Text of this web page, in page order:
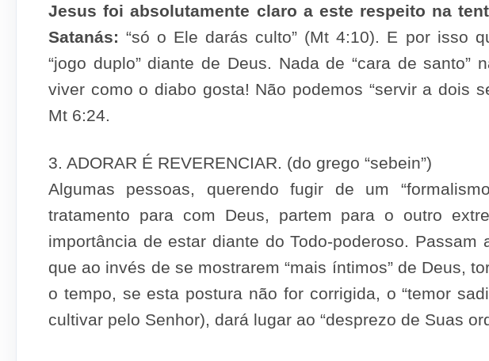
Jesus foi absolutamente claro a este respei­to na
Satanás:“só o Ele darás culto” (Mt 4:10). E por isso
“jogo duplo” diante de Deus. Nada de “cara de santo”
viver como o diabo gosta! Não podemos “ser­vir a dois
Mt 6:24.
3. ADORAR É REVERENCIAR. (do grego “sebein”)
Algumas pessoas, querendo fugir de um
tratamento para com Deus, partem para o outro
importância de estar diante do Todo-poderoso. Passam
que ao invés de se mostrarem “mais íntimos” de Deus,
o tempo, se esta postura não for corrigida, o “temor
cultivar pelo Senhor), dará lugar ao “desprezo de Suas